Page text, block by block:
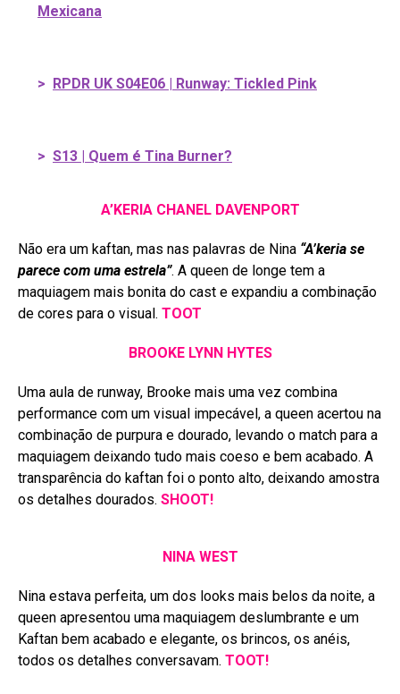
Mexicana
> RPDR UK S04E06 | Runway: Tickled Pink
> S13 | Quem é Tina Burner?
A’KERIA CHANEL DAVENPORT
Não era um kaftan, mas nas palavras de Nina “A’keria se
parece com uma estrela”. A queen de longe tem a
maquiagem mais bonita do cast e expandiu a combinação
de cores para o visual. TOOT
BROOKE LYNN HYTES
Uma aula de runway, Brooke mais uma vez combina
performance com um visual impecável, a queen acertou na
combinação de purpura e dourado, levando o match para a
maquiagem deixando tudo mais coeso e bem acabado. A
transparência do kaftan foi o ponto alto, deixando amostra
os detalhes dourados. SHOOT!
NINA WEST
Nina estava perfeita, um dos looks mais belos da noite, a
queen apresentou uma maquiagem deslumbrante e um
Kaftan bem acabado e elegante, os brincos, os anéis,
todos os detalhes conversavam. TOOT!